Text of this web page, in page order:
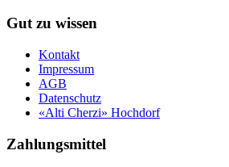
Gut zu wissen
Kontakt
Impressum
AGB
Datenschutz
«Alti Cherzi» Hochdorf
Zahlungsmittel